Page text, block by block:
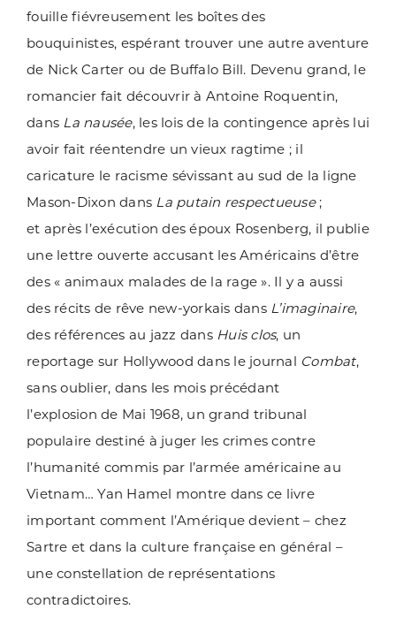
fouille fiévreusement les boîtes des
bouquinistes, espérant trouver une autre aventure
de Nick Carter ou de Buffalo Bill. Devenu grand, le
romancier fait découvrir à Antoine Roquentin,
dans La nausée, les lois de la contingence après lui
avoir fait réentendre un vieux ragtime ; il
caricature le racisme sévissant au sud de la ligne
Mason-Dixon dans La putain respectueuse;
et après l’exécution des époux Rosenberg, il publie
une lettre ouverte accusant les Américains d’être
des « animaux malades de la rage ». Il y a aussi
des récits de rêve new-yorkais dans L’imaginaire,
des références au jazz dans Huis clos, un
reportage sur Hollywood dans le journal Combat,
sans oublier, dans les mois précédant
l’explosion de Mai 1968, un grand tribunal
populaire destiné à juger les crimes contre
l’humanité commis par l’armée américaine au
Vietnam… Yan Hamel montre dans ce livre
important comment l’Amérique devient – chez
Sartre et dans la culture française en général –
une constellation de représentations
contradictoires.